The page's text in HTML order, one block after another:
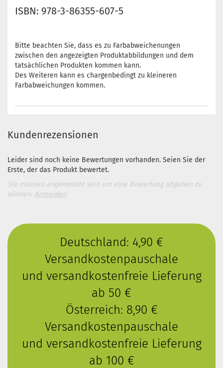
ISBN: 978-3-86355-607-5
Bitte beachten Sie, dass es zu Farbabweichenungen
zwischen den angezeigten Produktabbildungen und dem
tatsächlichen Produkten kommen kann.
Des Weiteren kann es chargenbedingt zu kleineren
Farbabweichungen kommen.
Kundenrezensionen
Leider sind noch keine Bewertungen vorhanden. Seien Sie der
Erste, der das Produkt bewertet.
Sie müssen angemeldet sein um eine Bewertung abgeben zu
können. Anmelden
Deutschland: 4,90 €
Versandkostenpauschale
und versandkostenfreie Lieferung
ab 50 €
Österreich: 8,90 €
Versandkostenpauschale
und versandkostenfreie Lieferung
ab 100 €